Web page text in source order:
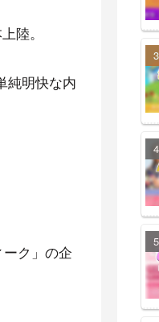
陸。
純明快な内
ク」の企